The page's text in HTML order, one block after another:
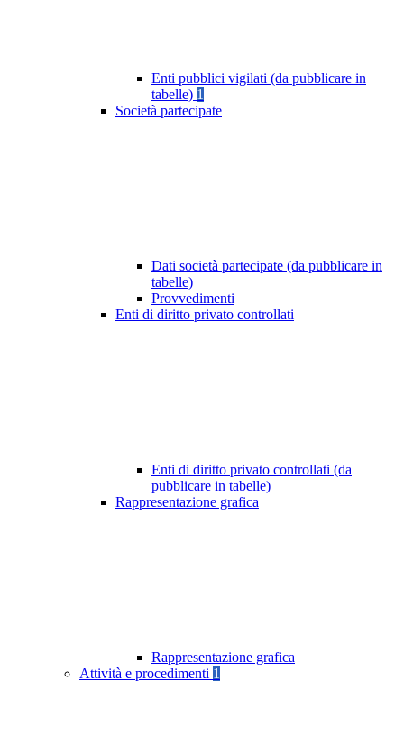
Enti pubblici vigilati (da pubblicare in
tabelle) 1
Società partecipate
Dati società partecipate (da pubblicare in
tabelle)
Provvedimenti
Enti di diritto privato controllati
Enti di diritto privato controllati (da
pubblicare in tabelle)
Rappresentazione grafica
Rappresentazione grafica
Attività e procedimenti 1